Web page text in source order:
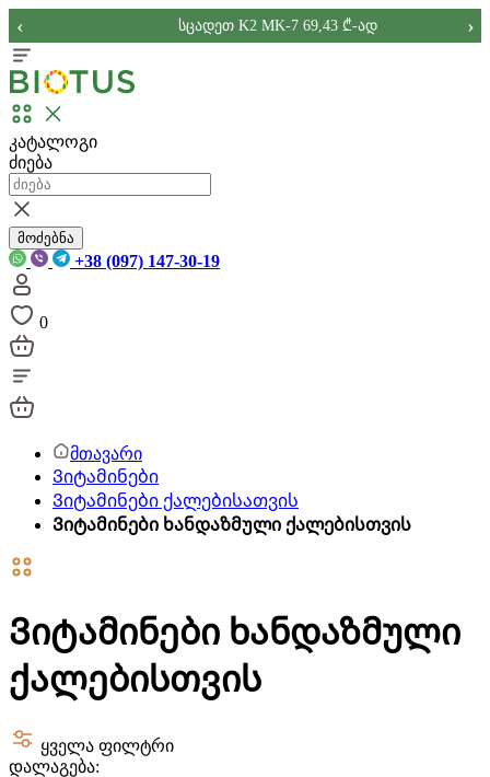
სცადეთ K2 MK-7 69,43 ₾-ად
‹ ›
კატალოგი
ძიება
მოძებნა
+38 (097) 147-30-19
0
მთავარი
Ვიტამინები
Ვიტამინები ქალებისათვის
Ვიტამინები ხანდაზმული ქალებისთვის
Ვიტამინები ხანდაზმული
ქალებისთვის
ყველა ფილტრი
დალაგება: